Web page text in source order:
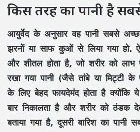
किस तरह का पानी है
आयुर्वेद के अनुसार वह पानी सबसे
झरनों या साफ कुओं से लिया गया हो.
और शीतल होता है, जो शरीर को
रखा गया पानी (जैसे तांबे या मिट्टी के
के लिए बेहद फायदेमंद होता है क्योंकि
बार निकालता है और शरीर को ठंडक
बताया गया है, दूसरी बारिश का पानी